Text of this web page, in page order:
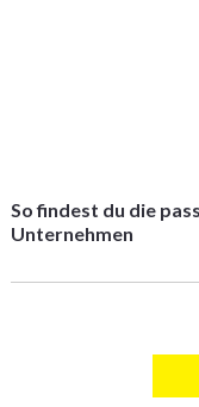
So findest du die
Unternehmen